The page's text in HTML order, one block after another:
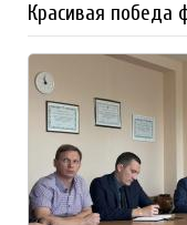
Красивая победа